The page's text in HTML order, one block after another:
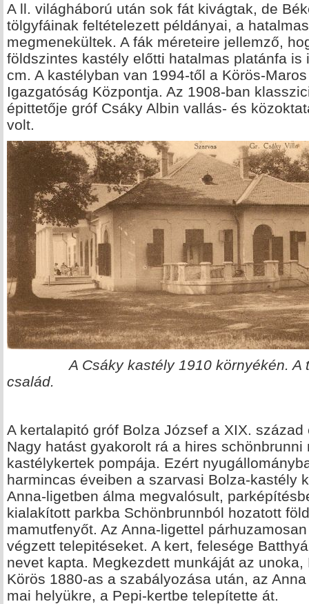
A ll. világháború után sok fát kivágtak, de
tölgyfáinak feltételezett példányai, a
megmenekültek. A fák méreteire jellemző,
földszintes kastély előtti hatalmas platánfa is
cm. A kastélyban van 1994-től a Körös-
Igazgatóság Központja. Az 1908-ban
épittetője gróf Csáky Albin vallás- és
volt.
A Csáky kastély 1910 környékén.
család.
A kertalapitó gróf Bolza József a XIX.
Nagy hatást gyakorolt rá a hires
kastélykertek pompája. Ezért
harmincas éveiben a szarvasi Bolza-kastély
Anna-ligetben álma megvalósult,
kialakított parkba Schönbrunnból hozatott
mamutfenyőt. Az Anna-ligettel
végzett telepitéseket. A kert, felesége
nevet kapta. Megkezdett munkáját az
Körös 1880-as a szabályozása után, az
mai helyükre, a Pepi-kertbe telepítette át.